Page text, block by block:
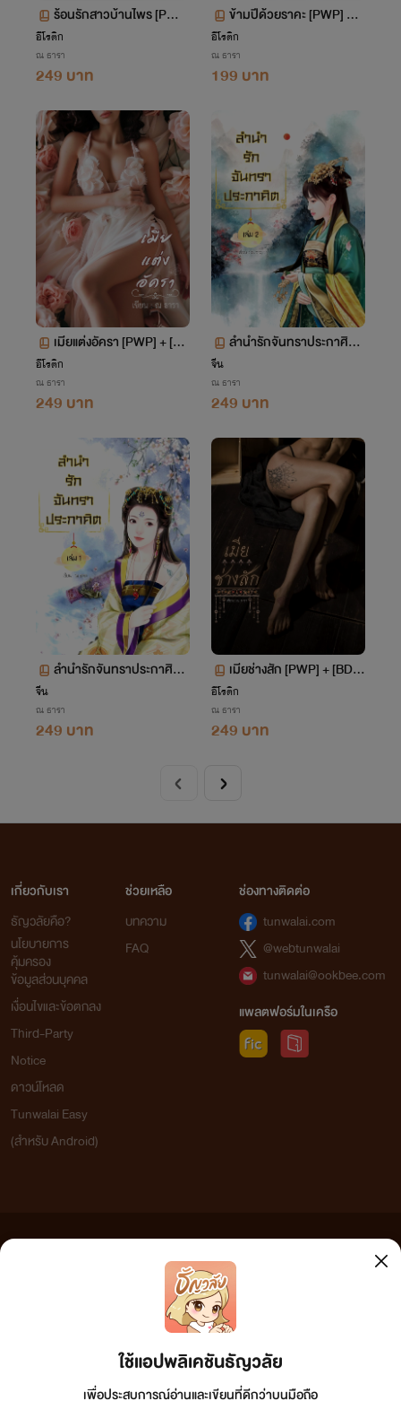
ร้อนรักสาวบ้านไพร [PWP]
+ [NC30+]
อีโรติก
ณ ธารา
249 บาท
ข้ามปีด้วยราคะ [PWP] +
[NC30+]
อีโรติก
ณ ธารา
199 บาท
เมียแต่งอัครา [PWP] + [S
M] + [NC30+]
อีโรติก
ณ ธารา
249 บาท
ลำนำรักจันทราประกาศิต เ
จีน
ณ ธารา
249 บาท
ลำนำรักจันทราประกาศิต เ
จีน
ณ ธารา
249 บาท
เมียช่างสัก [PWP] + [BDS
M] + [NC30+]
อีโรติก
ณ ธารา
249 บาท
ใช้แอปพลิเคชันธัญวลัย
เพื่อประสบการณ์อ่านและเขียนที่ดีกว่าบนมือถือ
เกี่ยวกับเรา
ธัญวลัยคือ?
นโยบายการ
คุ้มครอง
ข้อมูลส่วนบุคคล
เงื่อนไขและข้อตกลง
Third-Party
Notice
ดาวน์โหลด
Tunwalai Easy
(สำหรับ Android)
ช่วยเหลือ
บทความ
FAQ
ช่องทางติดต่อ
tunwalai.com
@webtunwalai
tunwalai@ookbee.com
แพลตฟอร์มในเครือ
เว็บไซต์แห่งนี้ไม่ได้เห็นด้วยและไม่ขอรับผิดชอบต่อข้อความใดๆ ทั้งสิ้น ดังนั้นผู้อ่านทุกท่านโปรดใช้
วิจารณญาณในการกลั่นกรองด้วยตนเอง และหากท่านพบข้อความใดๆ ที่ขัดต่อกฎหมายและศีลธรรม
กรุณาแจ้งมาที่ tunwalai@ookbee.com เพื่อทีมงานจะได้ดำเนินการในทันที ทั้งนี้ ทางเว็บไซต์ขอสงวน
ลิขสิทธิ์ตามพระราชบัญญัติลิขสิทธิ์ (ฉบับเพิ่มเติม) พ.ศ.2558